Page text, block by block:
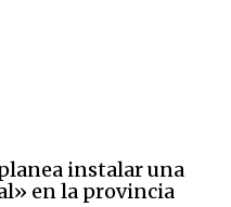
instalar una
en la provincia